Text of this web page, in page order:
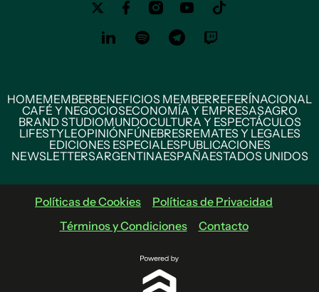
HOMEMEMBERBENEFICIOS MEMBERREFERÍNACIONAL
CAFÉ Y NEGOCIOSECONOMÍA Y EMPRESASAGRO
BRAND STUDIOMUNDOCULTURA Y ESPECTÁCULOS
LIFESTYLEOPINIÓNFÚNEBRESREMATES Y LEGALES
EDICIONES ESPECIALESPUBLICACIONES
NEWSLETTERSARGENTINAESPAÑAESTADOS UNIDOS
Políticas de Cookies
Políticas de Privacidad
Términos y Condiciones
Contacto